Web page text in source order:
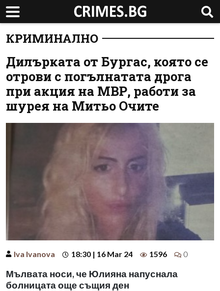
КРИМИНАЛНО
Дилърката от Бургас, която се
отрови с погълнатата дрога
при акция на МВР, работи за
шурея на Митьо Очите
Iva Ivanova 18:30 | 16 Mar 24 1596 0
Мълвата носи, че Юлияна напуснала
болницата още същия ден